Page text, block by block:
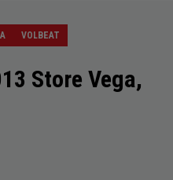
VOLBEAT
Store Vega,